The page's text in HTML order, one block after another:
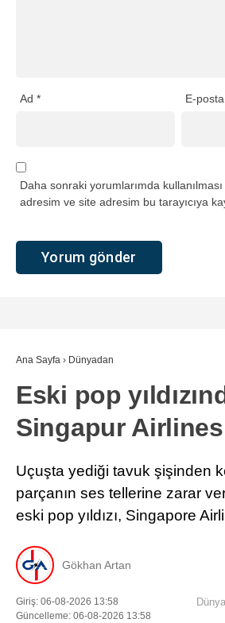
Ad * E-
Daha sonraki yorumlarımda
adresim ve site adresim bu tarayıcıya
Ana Sayfa › Dünyadan
Eski pop
Singapur
Uçuşta yediği tavuk şişinden
parçanın ses tellerine zarar
eski pop yıldızı, Singapore
Gökhan Artan
Giriş: 06-08-2026 13:58
Güncelleme: 06-08-2026 13:58